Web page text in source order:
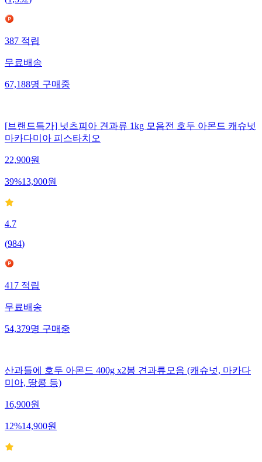
387 적립
무료배송
67,188명 구매중
[브랜드특가] 넛츠피아 견과류 1kg 모음전 호두 아몬드 캐슈넛
마카다미아 피스타치오
22,900원
39%13,900원
4.7
(984)
417적립
무료배송
54,379명구매중
산과들에 호두 아몬드 400g x2봉 견과류모음 (캐슈넛, 마카다
미아, 땅콩 등)
16,900원
12%14,900원